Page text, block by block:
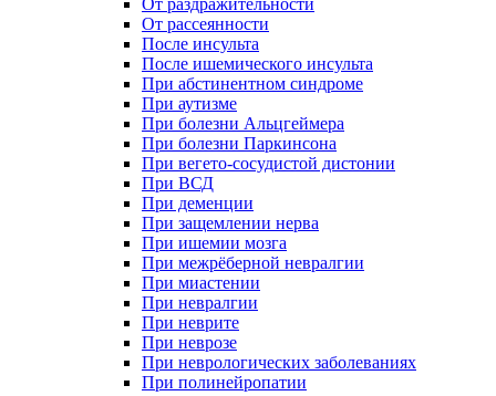
От раздражительности
От рассеянности
После инсульта
После ишемического инсульта
При абстинентном синдроме
При аутизме
При болезни Альцгеймера
При болезни Паркинсона
При вегето-сосудистой дистонии
При ВСД
При деменции
При защемлении нерва
При ишемии мозга
При межрёберной невралгии
При миастении
При невралгии
При неврите
При неврозе
При неврологических заболеваниях
При полинейропатии